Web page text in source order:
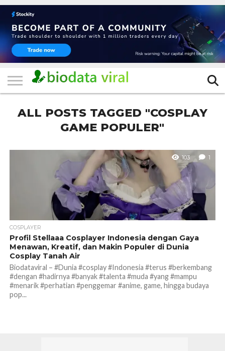
HOME
FILTER
KATEGORI
IKLAN
GRATIS
TERVIRAL
TRADING
KOMUNITAS
BERITA
BISNIS
LAINNYA
ALL POSTS TAGGED "COSPLAY
GAME POPULER"
103 1
COSPLAYER
Profil Stellaaa Cosplayer Indonesia dengan Gaya
Menawan, Kreatif, dan Makin Populer di Dunia
Cosplay Tanah Air
Biodataviral – #Dunia #cosplay #Indonesia #terus #berkembang
#dengan #hadirnya #banyak #talenta #muda #yang #mampu
#menarik #perhatian #penggemar #anime, game, hingga budaya
pop...